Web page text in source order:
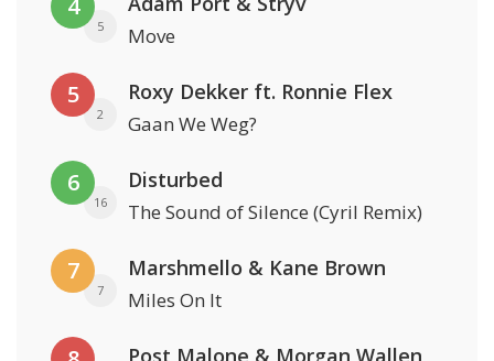
4
5 Move
5
2
Roxy Dekker ft. Ronnie Flex
Gaan We Weg?
6
16
Disturbed
The Sound of Silence (Cyril Remix)
7
7
Marshmello & Kane Brown
Miles On It